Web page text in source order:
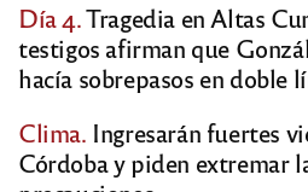
Día 4.Tragedia en Altas
testigos afirman que
hacía sobrepasos en doble
Clima. Ingresarán fuertes
Córdoba y piden extremar